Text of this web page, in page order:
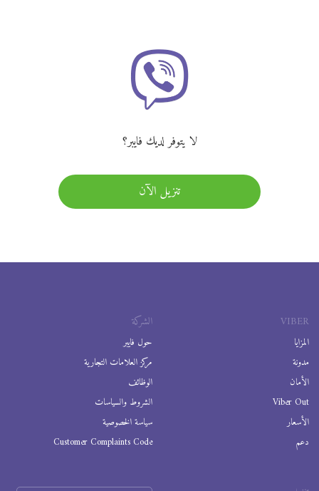
لا يتوفر لديك فايبر؟
تنزيل الآن
VIBER
المزايا
مدونة
الأمان
Viber Out
الأسعار
دعم
الشركة
حول فايبر
مركز العلامات التجارية
الوظائف
الشروط والسياسات
سياسة الخصوصية
Customer Complaints Code